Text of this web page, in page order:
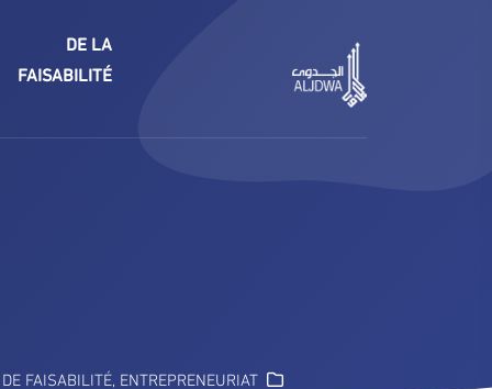
DE LA
FAISABILITÉ
FAISABILITÉ, ENTREPRENEURIAT